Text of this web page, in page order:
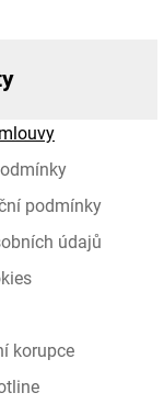
podmínky
údajů
korupce